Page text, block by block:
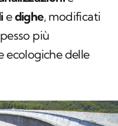
edighe, modificati
più
ecologiche delle